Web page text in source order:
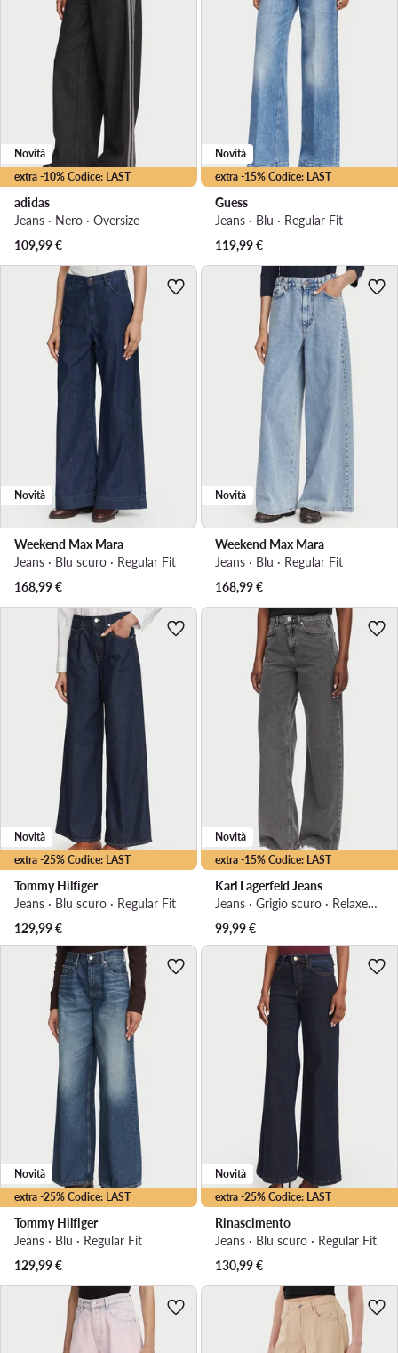
extra -10% Codice: LAST
Novità
adidas
Jeans · Nero · Oversize
109,99€
extra -15% Codice: LAST
Novità
Guess
Jeans · Blu · Regular Fit
119,99€
Novità
Weekend Max Mara
Jeans · Blu scuro · Regular Fit
168,99€
Novità
Weekend Max Mara
Jeans · Blu · Regular Fit
168,99€
extra -25% Codice: LAST
Novità
Tommy Hilfiger
Jeans · Blu scuro · Regular Fit
129,99€
extra -15% Codice: LAST
Novità
Karl Lagerfeld Jeans
Jeans · Grigio scuro · Relaxed Fit
99,99€
extra -25% Codice: LAST
Novità
Tommy Hilfiger
Jeans · Blu · Regular Fit
129,99€
extra -25% Codice: LAST
Novità
Rinascimento
Jeans · Blu scuro · Regular Fit
130,99€